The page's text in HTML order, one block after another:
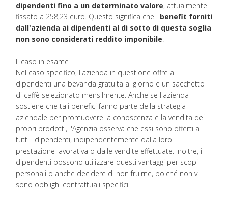
dipendenti fino a un determinato valore, attualmente
fissato a 258,23 euro. Questo significa che i benefit forniti
dall'azienda ai dipendenti al di sotto di questa soglia
non sono considerati reddito imponibile.
Il caso in esame
Nel caso specifico, l'azienda in questione offre ai
dipendenti una bevanda gratuita al giorno e un sacchetto
di caffè selezionato mensilmente. Anche se l'azienda
sostiene che tali benefici fanno parte della strategia
aziendale per promuovere la conoscenza e la vendita dei
propri prodotti, l'Agenzia osserva che essi sono offerti a
tutti i dipendenti, indipendentemente dalla loro
prestazione lavorativa o dalle vendite effettuate. Inoltre, i
dipendenti possono utilizzare questi vantaggi per scopi
personali o anche decidere di non fruirne, poiché non vi
sono obblighi contrattuali specifici.